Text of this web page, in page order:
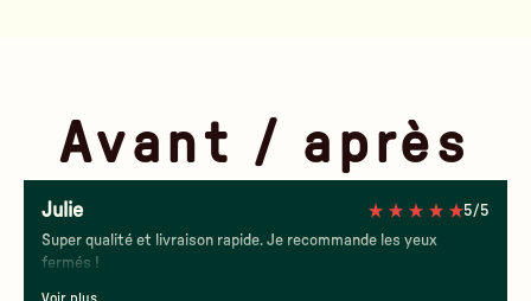
Avant / après
Jour Nuit
Julie
5/5
Super qualité et livraison rapide. Je recommande les yeux
fermés !